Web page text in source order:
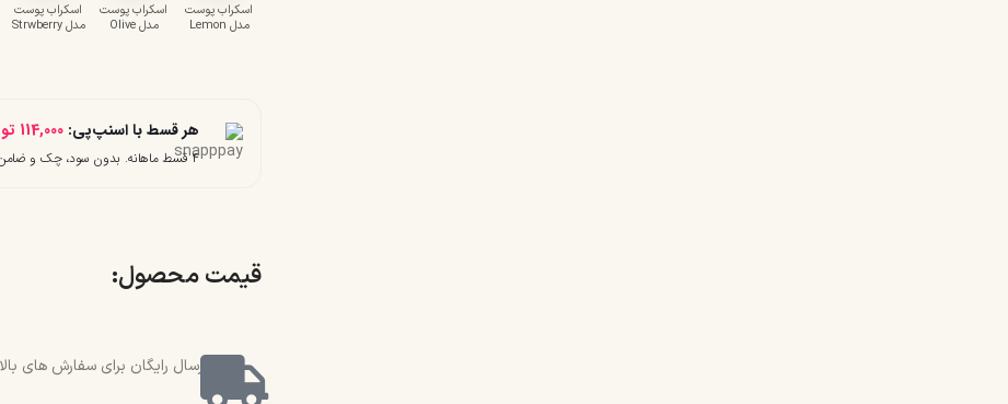
اسکراب پوست
مدل Lemon
اسکراب پوست
مدل Olive
اسکراب پوست
مدل Strwberry
هر قسط با اسنپ‌پی: 114,000
۴ قسط ماهانه. بدون سود، چک و ضامن.
قیمت محصول:​
ارسال رایگان برای سفارش های بالای 2 میلیون و 500 هزار تومان(غیر